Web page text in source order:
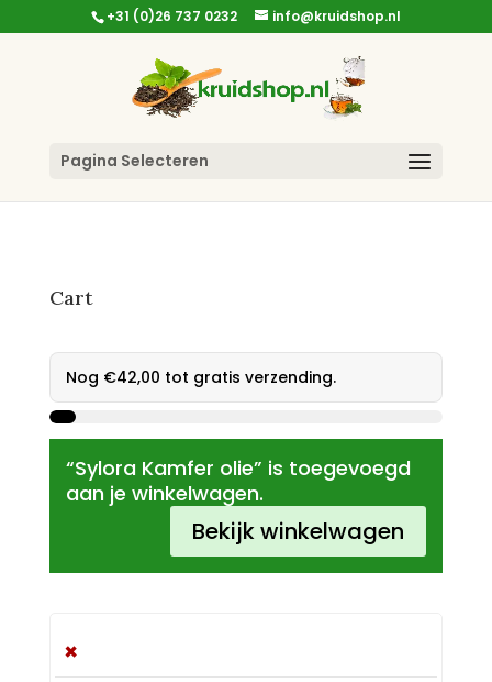
+31 (0)26 737 0232 info@kruidshop.nl
Pagina Selecteren
Cart
Nog €42,00 tot gratis verzending.
“Sylora Kamfer olie” is toegevoegd
aan je winkelwagen.
Bekijk winkelwagen
×